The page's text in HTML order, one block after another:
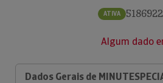
ATIVA
Algum dado
Dados Gerais de